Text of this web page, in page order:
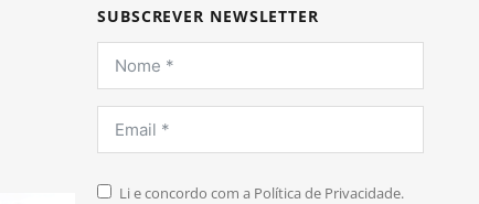
SUBSCREVER NEWSLETTER
Li e concordo com a Política de Privacidade.